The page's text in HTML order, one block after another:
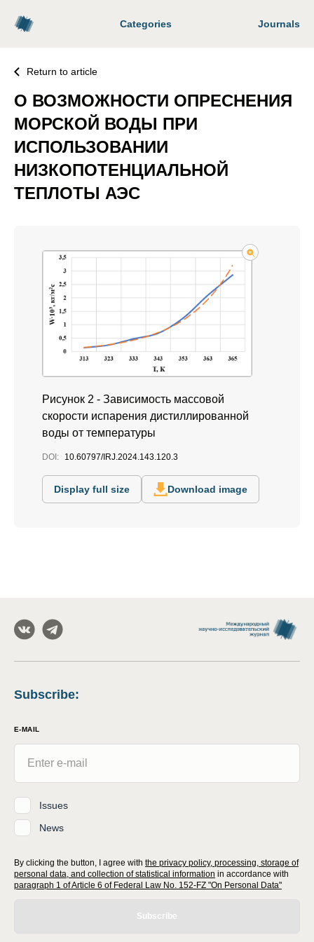
Categories Journals
Return to article
О ВОЗМОЖНОСТИ ОПРЕСНЕНИЯ
МОРСКОЙ ВОДЫ ПРИ
ИСПОЛЬЗОВАНИИ
НИЗКОПОТЕНЦИАЛЬНОЙ
ТЕПЛОТЫ АЭС
Рисунок 2 - Зависимость массовой
скорости испарения дистиллированной
воды от температуры
DOI: 10.60797/IRJ.2024.143.120.3
Display full size Download image
Subscribe:
E-MAIL
Issues
News
By clicking the button, I agree with the privacy policy, processing, storage of
personal data, and collection of statistical information in accordance with
paragraph 1 of Article 6 of Federal Law No. 152-FZ "On Personal Data"
Subscribe